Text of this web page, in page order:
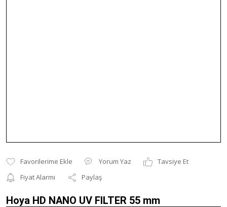
Yorum Yaz
Tavsiye Et
Fiyat Alarmı
Paylaş
Hoya HD NANO UV FILTER 55 mm